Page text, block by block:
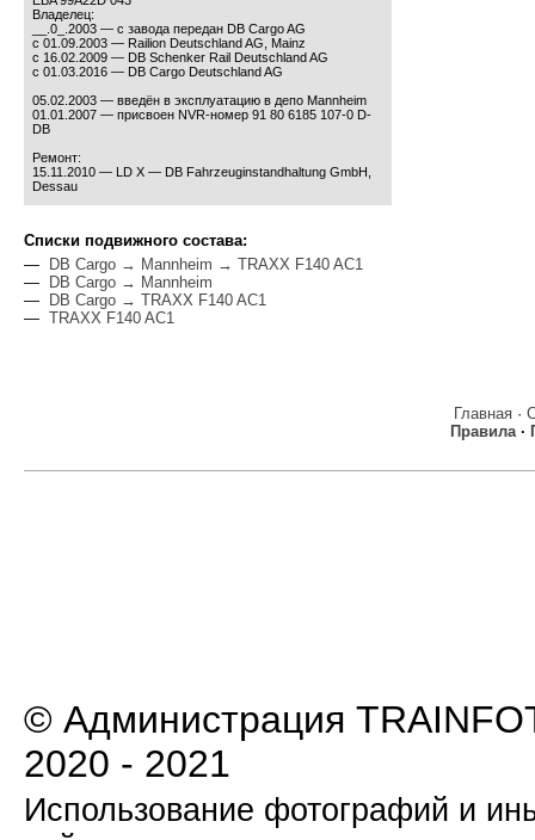
Владелец:
__.0_.2003 — с завода передан DB Cargo AG
с 01.09.2003 — Railion Deutschland AG, Mainz
c 16.02.2009 — DB Schenker Rail Deutschland AG
с 01.03.2016 — DB Cargo Deutschland AG
05.02.2003 — введён в эксплуатацию в депо Mannheim
01.01.2007 — присвоен NVR-номер 91 80 6185 107-0 D-
DB
Ремонт:
15.11.2010 — LD X — DB Fahrzeuginstandhaltung GmbH,
Dessau
Cписки подвижного состава:
—
DB Cargo → Mannheim → TRAXX F140 AC1
—
DB Cargo → Mannheim
—
DB Cargo → TRAXX F140 AC1
— TRAXX F140 AC1
Главная·
Правила·
© Администрация
2020 - 2021
Использование фотографий и